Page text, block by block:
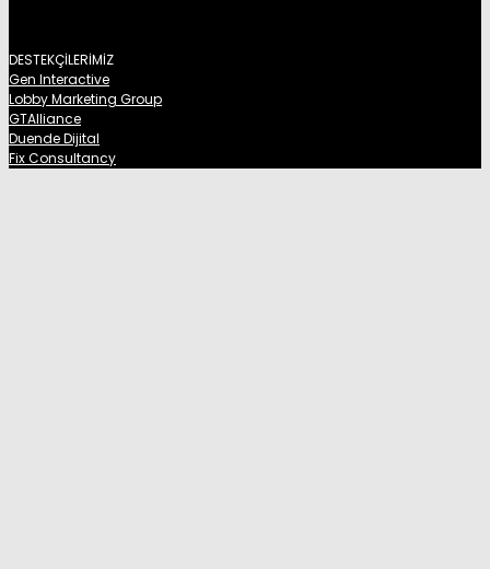
DESTEKÇİLERİMİZ
Gen Interactive
Lobby Marketing Group
GTAlliance
Duende Dijital
Fix Consultancy